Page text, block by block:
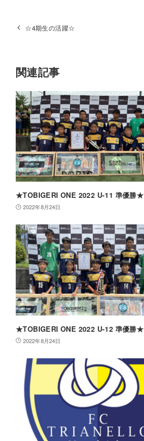
☆4期生の活躍☆
関連記事
★TOBIGERI ONE 2022 U-11 準優勝★
2022年8月24日
★TOBIGERI ONE 2022 U-12 準優勝★
2022年8月24日